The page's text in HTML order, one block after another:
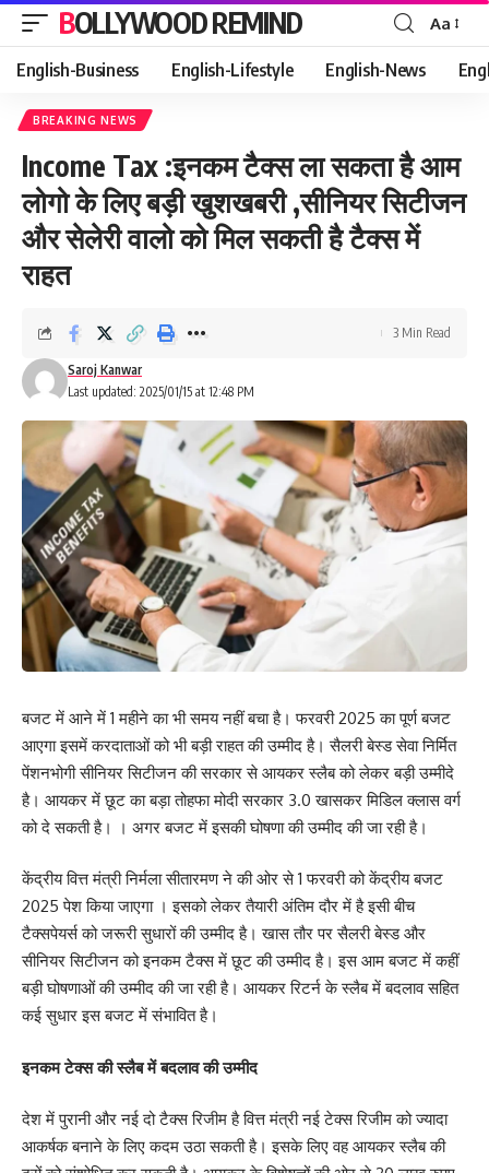
BOLLYWOOD REMIND
Font
Resizer
Aa
English-Business English-Lifestyle English-News
BREAKING NEWS
Income Tax :इनकम टैक्स ला सकता है आम
लोगो के लिए बड़ी खुशखबरी ,सीनियर सिटीजन
और सेलेरी वालो को मिल सकती है टैक्स में
राहत
Last updated: 2025/01/15 at 12:48 PM
Saroj Kanwar
3 Min Read
बजट में आने में 1 महीने का भी समय नहीं बचा है। फरवरी 2025 का पूर्ण बजट
आएगा इसमें करदाताओं को भी बड़ी राहत की उम्मीद है। सैलरी बेस्ड सेवा निर्मित
पेंशनभोगी सीनियर सिटीजन की सरकार से आयकर स्लैब को लेकर बड़ी उम्मीदे
है। आयकर में छूट का बड़ा तोहफा मोदी सरकार 3.0 खासकर मिडिल क्लास वर्ग
को दे सकती है। । अगर बजट में इसकी घोषणा की उम्मीद की जा रही है।
केंद्रीय वित्त मंत्री निर्मला सीतारमण ने की ओर से 1 फरवरी को केंद्रीय बजट
2025 पेश किया जाएगा । इसको लेकर तैयारी अंतिम दौर में है इसी बीच
टैक्सपेयर्स को जरूरी सुधारों की उम्मीद है। खास तौर पर सैलरी बेस्ड और
सीनियर सिटीजन को इनकम टैक्स में छूट की उम्मीद है। इस आम बजट में कहीं
बड़ी घोषणाओं की उम्मीद की जा रही है। आयकर रिटर्न के स्लैब में बदलाव सहित
कई सुधार इस बजट में संभावित है।
इनकम टेक्स की स्लैब में बदलाव की उम्मीद
देश में पुरानी और नई दो टैक्स रिजीम है वित्त मंत्री नई टेक्स रिजीम को ज्यादा
आकर्षक बनाने के लिए कदम उठा सकती है। इसके लिए वह आयकर स्लैब की